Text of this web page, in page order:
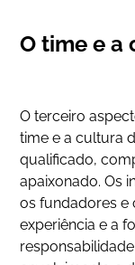
O time e a
O terceiro
time e a cultura
qualificado,
apaixonado. Os
os fundadores e
experiência e a